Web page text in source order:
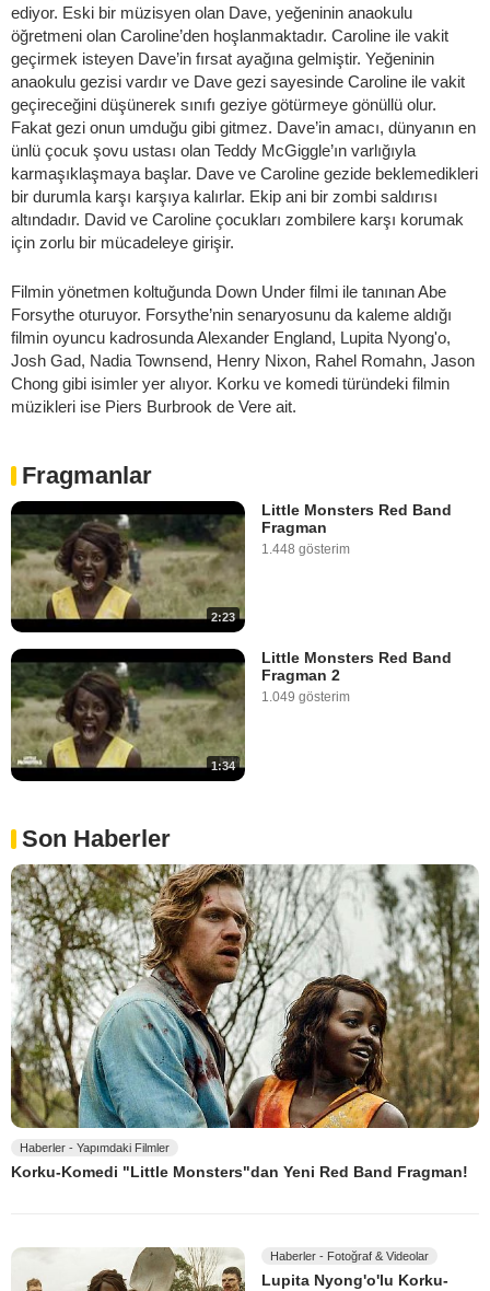
ediyor. Eski bir müzisyen olan Dave, yeğeninin anaokulu
öğretmeni olan Caroline’den hoşlanmaktadır. Caroline ile vakit
geçirmek isteyen Dave’in fırsat ayağına gelmiştir. Yeğeninin
anaokulu gezisi vardır ve Dave gezi sayesinde Caroline ile vakit
geçireceğini düşünerek sınıfı geziye götürmeye gönüllü olur.
Fakat gezi onun umduğu gibi gitmez. Dave’in amacı, dünyanın en
ünlü çocuk şovu ustası olan Teddy McGiggle’ın varlığıyla
karmaşıklaşmaya başlar. Dave ve Caroline gezide beklemedikleri
bir durumla karşı karşıya kalırlar. Ekip ani bir zombi saldırısı
altındadır. David ve Caroline çocukları zombilere karşı korumak
için zorlu bir mücadeleye girişir.
Filmin yönetmen koltuğunda Down Under filmi ile tanınan Abe
Forsythe oturuyor. Forsythe’nin senaryosunu da kaleme aldığı
filmin oyuncu kadrosunda Alexander England, Lupita Nyong'o,
Josh Gad, Nadia Townsend, Henry Nixon, Rahel Romahn, Jason
Chong gibi isimler yer alıyor. Korku ve komedi türündeki filmin
müzikleri ise Piers Burbrook de Vere ait.
Fragmanlar
2:23
Little Monsters Red Band
Fragman
1.448 gösterim
1:34
Little Monsters Red Band
Fragman 2
1.049 gösterim
Son Haberler
Haberler - Yapımdaki Filmler
Korku-Komedi "Little Monsters"dan Yeni Red Band Fragman!
Haberler - Fotoğraf & Videolar
Lupita Nyong'o'lu Korku-